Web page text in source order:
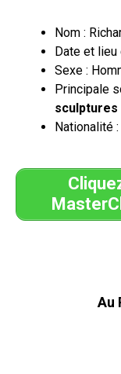
Nom :
Date et lieu
Sexe :
Principale
sculptures
Nationalité
Au